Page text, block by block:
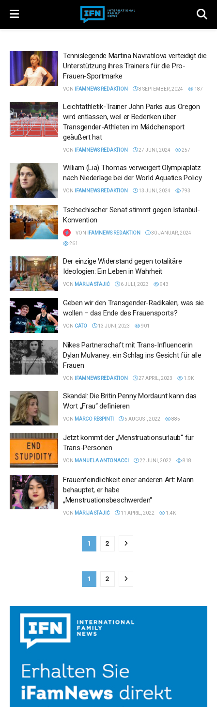
Tennislegende Martina Navratilova verteidigt die
Unterstützung ihres Trainers für die Pro-
Frauen-Sportmarke
VON IFAMNEWS REDAKTION 8 SEPTEMBER, 2024 187
Leichtathletik-Trainer John Parks aus Oregon
wird entlassen, weil er Bedenken über
Transgender-Athleten im Mädchensport
geäußert hat
VON IFAMNEWS REDAKTION 27 JUNI, 2024 257
William (Lia) Thomas verweigert Olympiaplatz
nach Niederlage bei der World Aquatics Policy
VON IFAMNEWS REDAKTION 13 JUNI, 2024 793
Tschechischer Senat stimmt gegen Istanbul-
Konvention
VON IFAMNEWS REDAKTION
30 JANUAR, 2024
261
Der einzige Widerstand gegen totalitäre
Ideologien: Ein Leben in Wahrheit
VON MARIJA STAJIĆ 6 JULI, 2023 943
Geben wir den Transgender-Radikalen, was sie
wollen – das Ende des Frauensports?
VON CATO 13 JUNI, 2023 901
Nikes Partnerschaft mit Trans-Influencerin
Dylan Mulvaney: ein Schlag ins Gesicht für alle
Frauen
VON IFAMNEWS REDAKTION 27 APRIL, 2023 1.9K
Skandal: Die Britin Penny Mordaunt kann das
Wort „Frau“ definieren
VON MARCO RESPINTI 5 AUGUST, 2022 885
Jetzt kommt der „Menstruationsurlaub“ für
Trans-Personen
VON MANUELA ANTONACCI 22 JUNI, 2022 818
Frauenfeindlichkeit einer anderen Art: Mann
behauptet, er habe
„Menstruationsbeschwerden“
VON MARIJA STAJIĆ 11 APRIL, 2022 1.4K
1 2
1 2